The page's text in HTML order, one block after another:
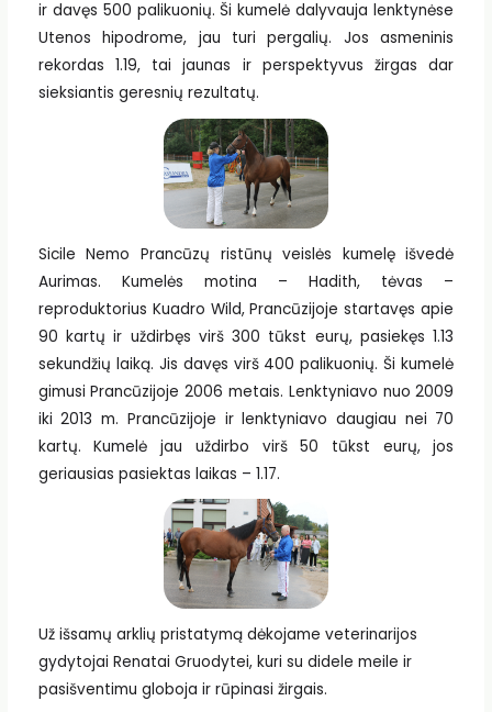
ir davęs 500 palikuonių. Ši kumelė dalyvauja lenktynėse
Utenos hipodrome, jau turi pergalių. Jos asmeninis
rekordas 1.19, tai jaunas ir perspektyvus žirgas dar
sieksiantis geresnių rezultatų.
Sicile Nemo Prancūzų ristūnų veislės kumelę išvedė
Aurimas. Kumelės motina – Hadith, tėvas –
reproduktorius Kuadro Wild, Prancūzijoje startavęs apie
90 kartų ir uždirbęs virš 300 tūkst eurų, pasiekęs 1.13
sekundžių laiką. Jis davęs virš 400 palikuonių. Ši kumelė
gimusi Prancūzijoje 2006 metais. Lenktyniavo nuo 2009
iki 2013 m. Prancūzijoje ir lenktyniavo daugiau nei 70
kartų. Kumelė jau uždirbo virš 50 tūkst eurų, jos
geriausias pasiektas laikas – 1.17.
Už išsamų arklių pristatymą dėkojame veterinarijos
gydytojai Renatai Gruodytei, kuri su didele meile ir
pasišventimu globoja ir rūpinasi žirgais.